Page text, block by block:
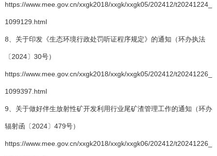
https://www.mee.gov.cn/xxgk2018/xxgk/xxgk05/202412/t20241224_
1099129.html
8、关于印发《生态环境行政处罚听证程序规定》的通知（环办执法
〔2024〕30号）
https://www.mee.gov.cn/xxgk2018/xxgk/xxgk05/202412/t20241226_
1099397.html
9、关于做好伴生放射性矿开发利用行业尾矿渣管理工作的通知（环办
辐射函〔2024〕479号）
https://www.mee.gov.cn/xxgk2018/xxgk/xxgk06/202412/t20241226_